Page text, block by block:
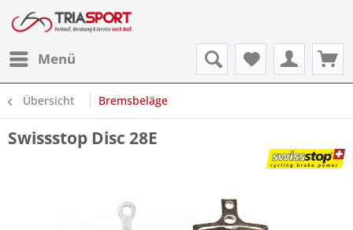
Menü
Übersicht Bremsbeläge
Swissstop Disc 28E